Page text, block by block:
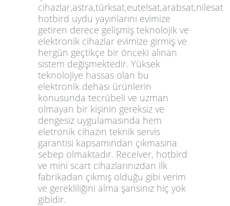
cihazlar,astra,türksat,eutelsat,arabsat,nilesat
hotbird uydu yayınlarını evimize
getiren derece gelişmiş teknolojik ve
elektronik cihazlar evimize girmiş ve
hergün geçtikçe bir önceki alınan
sistem değişmektedir. Yüksek
teknolojiye hassas olan bu
elektronik dehası ürünlerin
konusunda tecrübeli ve uzman
olmayan bir kişinin gereksiz ve
dengesiz uygulamasında hem
eletronik cihazın teknik servis
garantisi kapsamından çıkmasına
sebep olmaktadır. Receiver, hotbird
ve mini scart cihazlarınızdan ilk
fabrikadan çıkmış olduğu gibi verim
ve gerekliliğini alma şansınız hiç yok
gibidir.